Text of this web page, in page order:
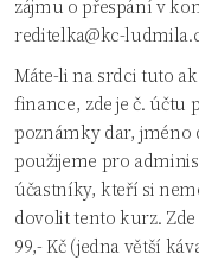
zájmu o přespání v
reditelka@kc-
Máte-li na srdci tuto
finance, zde je č. účtu
poznámky dar, jméno
použijeme pro
účastníky, kteří si
dovolit tento kurz.
99,- Kč (jedna větší